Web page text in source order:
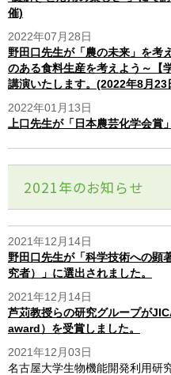
催)
2022年07月28日
野田口先生が「農の未来」を考
のある食料生産を考えよう～【
講演いたします。(2022年8月23
2022年01月13日
上口先生が「日本農芸化学会賞
2021年のお知らせ
2021年12月14日
野田口先生が「科学技術への顕
究者）」に選出されました。
2021年12月14日
芦苅教授らの研究グループが
award）を受賞しました。
2021年12月03日
名古屋大学生物機能開発利用研